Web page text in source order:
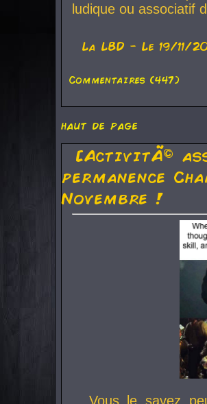
ludique ou associatif
La LBD - Le 19/11/
Commentaires (447)
haut de page
[ActivitÃ©
permanence
Novembre !
Vous le savez